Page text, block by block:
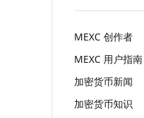
MEXC 创作者
MEXC 用户指南
加密货币新闻
加密货币知识